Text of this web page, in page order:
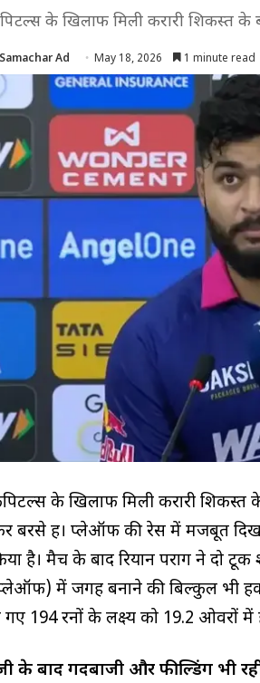
के खिलाफ मिली करारी शिकस्त
Ad May 18, 2026 1 minute read
के खिलाफ मिली करारी शिकस्त
बरसे हैं। प्लेऑफ की रेस में मजबूत दिख
है। मैच के बाद रियान पराग ने दो
में जगह बनाने की बिल्कुल भी
गए 194 रनों के लक्ष्य को 19.2 ओवरों
के बाद गेंदबाजी और फील्डिंग भी